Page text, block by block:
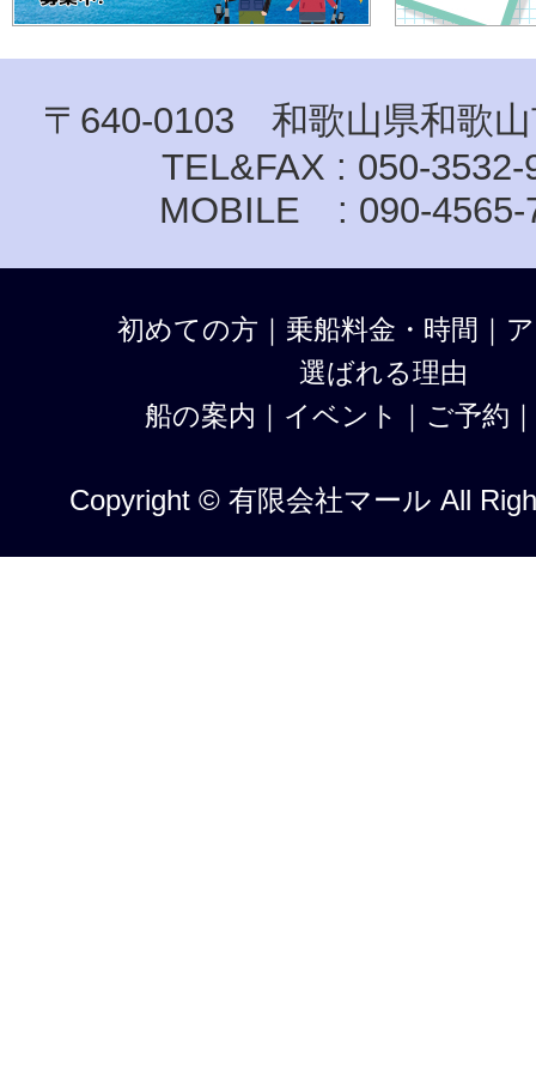
〒640-0103 和歌山県和歌山
TEL&FAX : 050-3532-
MOBILE : 090-4565-
初めての方 ｜ 乗船料金・時間 ｜
選ばれる理由
船の案内 ｜ イベント ｜ ご予約 ｜
Copyright © 有限会社マール All